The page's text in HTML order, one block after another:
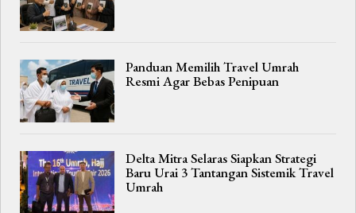
Panduan Memilih Travel Umrah
Resmi Agar Bebas Penipuan
Delta Mitra Selaras Siapkan Strategi
Baru Urai 3 Tantangan Sistemik Travel
Umrah